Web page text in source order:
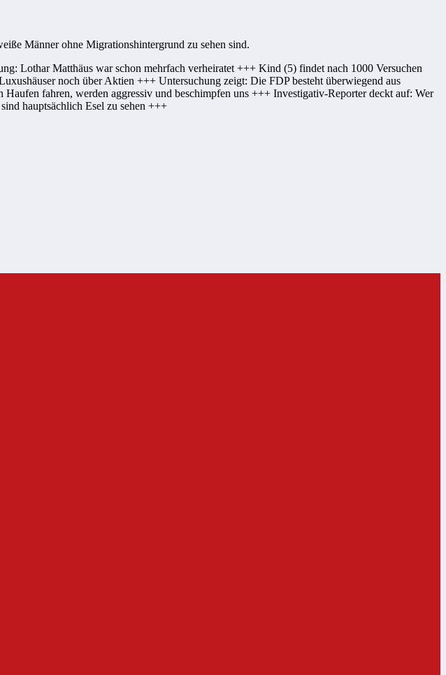
Männer ohne Migrationshintergrund zu sehen sind.
Lothar Matthäus war schon mehrfach verheiratet +++ Kind (5) findet nach 1000 Versuchen
noch über Aktien +++ Untersuchung zeigt: Die FDP besteht überwiegend aus
fahren, werden aggressiv und beschimpfen uns +++ Investigativ-Reporter deckt auf: Wer
hauptsächlich Esel zu sehen +++